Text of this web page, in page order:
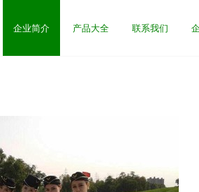
企业简介 产品大全 联系我们